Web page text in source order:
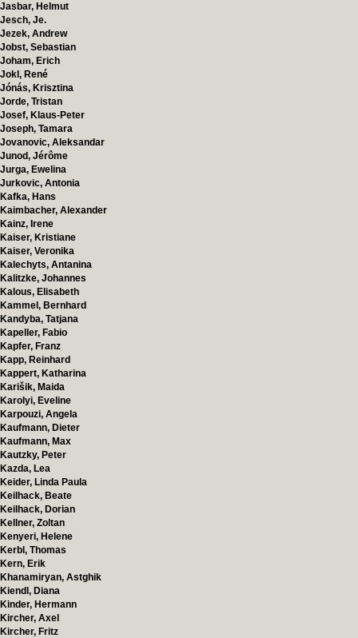
Jasbar, Helmut
Jesch, Je.
Jezek, Andrew
Jobst, Sebastian
Joham, Erich
Jokl, René
Jónás, Krisztina
Jorde, Tristan
Josef, Klaus-Peter
Joseph, Tamara
Jovanovic, Aleksandar
Junod, Jérôme
Jurga, Ewelina
Jurkovic, Antonia
Kafka, Hans
Kaimbacher, Alexander
Kainz, Irene
Kaiser, Kristiane
Kaiser, Veronika
Kalechyts, Antanina
Kalitzke, Johannes
Kalous, Elisabeth
Kammel, Bernhard
Kandyba, Tatjana
Kapeller, Fabio
Kapfer, Franz
Kapp, Reinhard
Kappert, Katharina
Karišik, Maida
Karolyi, Eveline
Karpouzi, Angela
Kaufmann, Dieter
Kaufmann, Max
Kautzky, Peter
Kazda, Lea
Keider, Linda Paula
Keilhack, Beate
Keilhack, Dorian
Kellner, Zoltan
Kenyeri, Helene
Kerbl, Thomas
Kern, Erik
Khanamiryan, Astghik
Kiendl, Diana
Kinder, Hermann
Kircher, Axel
Kircher, Fritz